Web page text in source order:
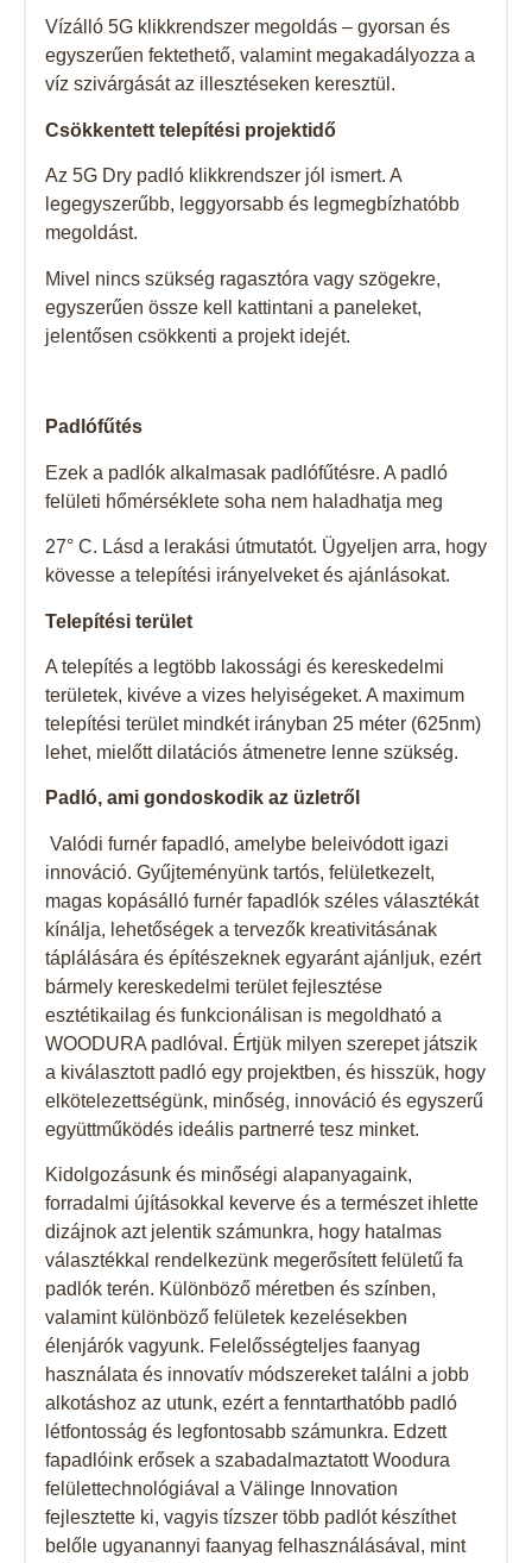
Vízálló 5G klikkrendszer megoldás – gyorsan és
egyszerűen fektethető, valamint megakadályozza a
víz szivárgását az illesztéseken keresztül.
Csökkentett telepítési projektidő
Az 5G Dry padló klikkrendszer jól ismert. A
legegyszerűbb, leggyorsabb és legmegbízhatóbb
megoldást.
Mivel nincs szükség ragasztóra vagy szögekre,
egyszerűen össze kell kattintani a paneleket,
jelentősen csökkenti a projekt idejét.
Padlófűtés
Ezek a padlók alkalmasak padlófűtésre. A padló
felületi hőmérséklete soha nem haladhatja meg
27° C. Lásd a lerakási útmutatót. Ügyeljen arra, hogy
kövesse a telepítési irányelveket és ajánlásokat.
Telepítési terület
A telepítés a legtöbb lakossági és kereskedelmi
területek, kivéve a vizes helyiségeket. A maximum
telepítési terület mindkét irányban 25 méter (625nm)
lehet, mielőtt dilatációs átmenetre lenne szükség.
Padló, ami gondoskodik az üzletről
Valódi furnér fapadló, amelybe beleivódott igazi
innováció. Gyűjteményünk tartós, felületkezelt,
magas kopásálló furnér fapadlók széles választékát
kínálja, lehetőségek a tervezők kreativitásának
táplálására és építészeknek egyaránt ajánljuk, ezért
bármely kereskedelmi terület fejlesztése
esztétikailag és funkcionálisan is megoldható a
WOODURA padlóval. Értjük milyen szerepet játszik
a kiválasztott padló egy projektben, és hisszük, hogy
elkötelezettségünk, minőség, innováció és egyszerű
együttműködés ideális partnerré tesz minket.
Kidolgozásunk és minőségi alapanyagaink,
forradalmi újításokkal keverve és a természet ihlette
dizájnok azt jelentik számunkra, hogy hatalmas
választékkal rendelkezünk megerősített felületű fa
padlók terén. Különböző méretben és színben,
valamint különböző felületek kezelésekben
élenjárók vagyunk. Felelősségteljes faanyag
használata és innovatív módszereket találni a jobb
alkotáshoz az utunk, ezért a fenntarthatóbb padló
létfontosság és legfontosabb számunkra. Edzett
fapadlóink ​​erősek a szabadalmaztatott Woodura
felülettechnológiával a Välinge Innovation
fejlesztette ki, vagyis tízszer több padlót készíthet
belőle ugyanannyi faanyag felhasználásával, mint